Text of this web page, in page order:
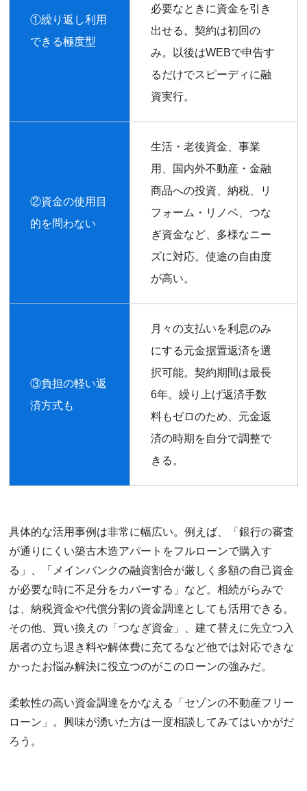
①繰り返し利用
できる極度型
必要なときに資金を引き
出せる。契約は初回の
み。以後はWEBで申告す
るだけでスピーディに融
資実行。
②資金の使用目
的を問わない
生活・老後資金、事業
用、国内外不動産・金融
商品への投資、納税、リ
フォーム・リノベ、つな
ぎ資金など、多様なニー
ズに対応。使途の自由度
が高い。
③負担の軽い返
済方式も
月々の支払いを利息のみ
にする元金据置返済を選
択可能。契約期間は最長
6年。繰り上げ返済手数
料もゼロのため、元金返
済の時期を自分で調整で
きる。
具体的な活用事例は非常に幅広い。例えば、「銀行の審査
が通りにくい築古木造アパートをフルローンで購入す
る」、「メインバンクの融資割合が厳しく多額の自己資金
が必要な時に不足分をカバーする」など。相続がらみで
は、納税資金や代償分割の資金調達としても活用できる。
その他、買い換えの「つなぎ資金」、建て替えに先立つ入
居者の立ち退き料や解体費に充てるなど他では対応できな
かったお悩み解決に役立つのがこのローンの強みだ。
柔軟性の高い資金調達をかなえる「セゾンの不動産フリー
ローン」。興味が湧いた方は一度相談してみてはいかがだ
ろう。